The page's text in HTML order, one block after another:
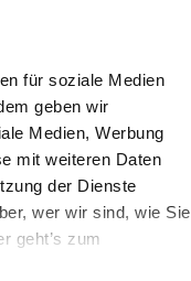
für soziale Medien
geben wir
Medien, Werbung
mit weiteren Daten
der Dienste
wer wir sind, wie Sie
geht’s zum